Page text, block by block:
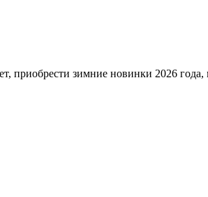
приобрести зимние новинки 2026